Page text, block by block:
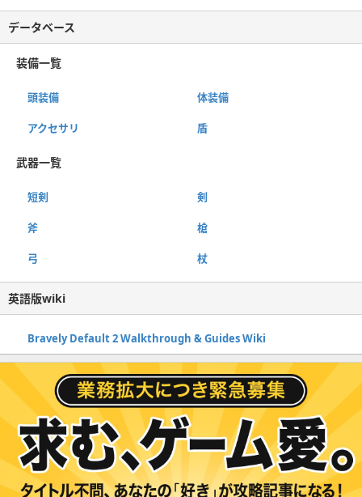
データベース
装備一覧
頭装備 体装備
アクセサリ 盾
武器一覧
短剣 剣
斧 槍
弓 杖
英語版wiki
Bravely Default 2 Walkthrough & Guides Wiki